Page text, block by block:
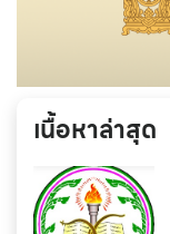
เนื้อหาล่าสุด